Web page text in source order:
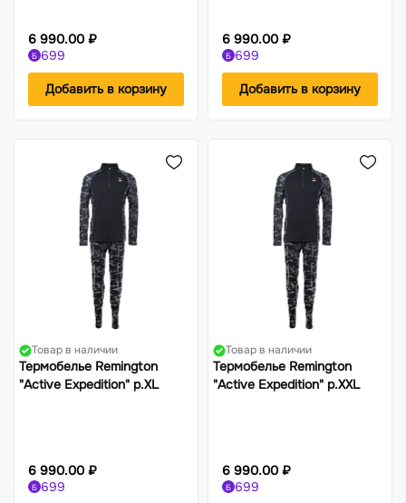
6 990.00 ₽
Б 699
Добавить в корзину
6 990.00 ₽
Б 699
Добавить в корзину
Товар в наличии
Термобелье Remington
"Active Expedition" р.XL
6 990.00 ₽
Б 699
Товар в наличии
Термобелье Remington
"Active Expedition" р.XXL
6 990.00 ₽
Б 699